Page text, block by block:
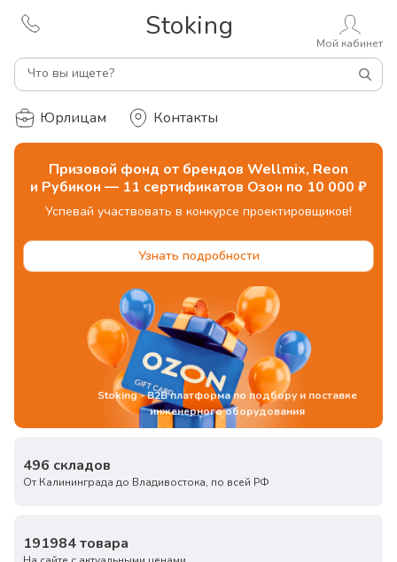
Stoking
Что вы ищете?
Мой кабинет
Юрлицам Контакты
Призовой фонд от брендов Wellmix, Reon
и Рубикон — 11 сертификатов Озон по 10 000 ₽
Успевай участвовать в конкурсе проектировщиков!
Узнать подробности
Stoking - B2B платформа по подбору и поставке
инженерного оборудования
496 складов
От Калининграда до Владивостока, по всей РФ
191984товара